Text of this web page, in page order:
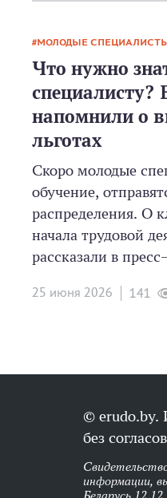
МОЛОДЫЕ
Что нужно
напомнили о
льготах
Скоро молодые
обучение,
распределения. О
начала трудовой
рассказали в
25 июня 2026 141
© erudo.by.
без
информации,
Беларусь